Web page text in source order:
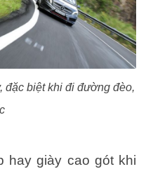
đặc biệt khi đi đường đèo,
hay giày cao gót khi